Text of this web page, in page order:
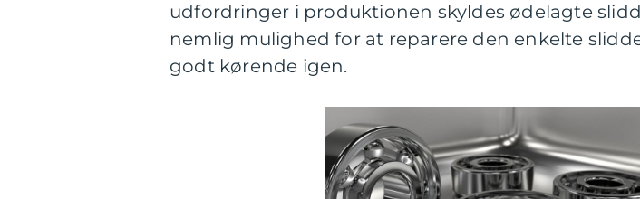
udfordringer i produktionen skyldes ødelagte
nemlig mulighed for at reparere den enkelte
godt kørende igen.